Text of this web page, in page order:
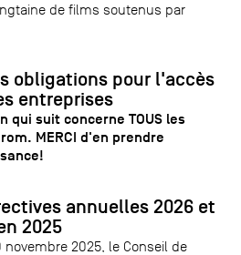
de films soutenus par
obligations pour l'accès
entreprises
qui suit concerne TOUS les
MERCI d'en prendre
annuelles 2026 et
2025
2025, le Conseil de